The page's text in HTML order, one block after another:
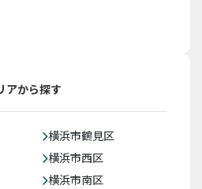
アから探す
横浜市鶴見区
横浜市西区
横浜市南区